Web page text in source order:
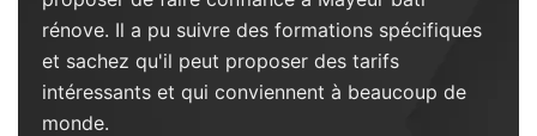
rénove. Il a pu suivre des formations spécifiques
et sachez qu'il peut proposer des tarifs
intéressants et qui conviennent à beaucoup de
monde.